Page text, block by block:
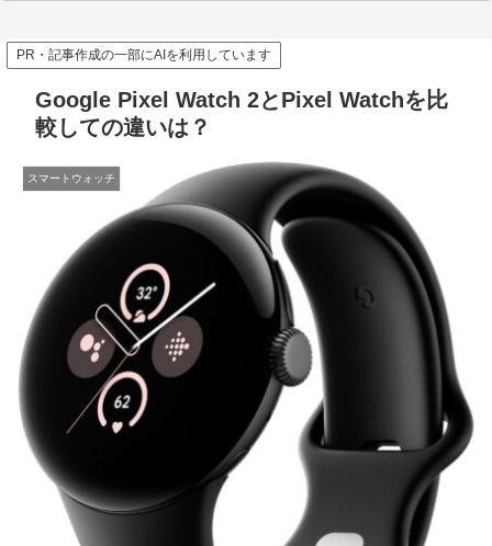
PR・記事作成の一部にAIを利用しています
Google Pixel Watch 2とPixel Watchを比
較しての違いは？
スマートウォッチ